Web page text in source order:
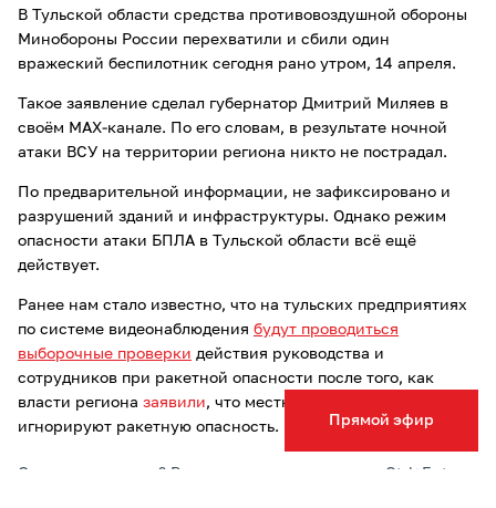
Прямой эфир
В Тульской области средства противовоздушной обороны
Минобороны России перехватили и сбили один
вражеский беспилотник сегодня рано утром, 14 апреля.
Такое заявление сделал губернатор Дмитрий Миляев в
своём MAX-канале. По его словам, в результате ночной
атаки ВСУ на территории региона никто не пострадал.
По предварительной информации, не зафиксировано и
разрушений зданий и инфраструктуры. Однако режим
опасности атаки БПЛА в Тульской области всё ещё
действует.
Ранее нам стало известно, что на тульских предприятиях
по системе видеонаблюдения будут проводиться
выборочные проверки действия руководства и
сотрудников при ракетной опасности после того, как
власти региона заявили, что местные работодатели
игнорируют ракетную опасность.
Опечатка в тексте? Выделите слово и нажмите Ctrl+Enter